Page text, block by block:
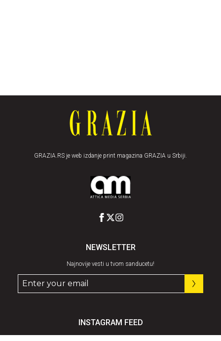
GRAZIA.RS je web izdanje print magazina GRAZIA u Srbiji.
NEWSLETTER
Najnovije vesti u tvom sanducetu!
INSTAGRAM FEED